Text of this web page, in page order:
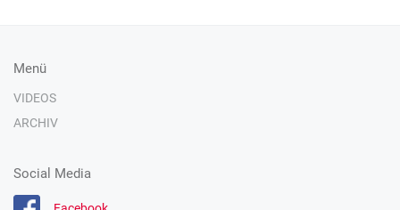
Menü
VIDEOS
ARCHIV
Social Media